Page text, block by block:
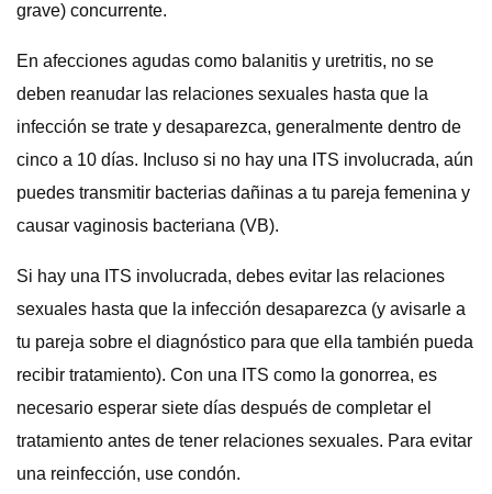
grave) concurrente.
En afecciones agudas como balanitis y uretritis, no se
deben reanudar las relaciones sexuales hasta que la
infección se trate y desaparezca, generalmente dentro de
cinco a 10 días. Incluso si no hay una ITS involucrada, aún
puedes transmitir bacterias dañinas a tu pareja femenina y
causar vaginosis bacteriana (VB).
Si hay una ITS involucrada, debes evitar las relaciones
sexuales hasta que la infección desaparezca (y avisarle a
tu pareja sobre el diagnóstico para que ella también pueda
recibir tratamiento). Con una ITS como la gonorrea, es
necesario esperar siete días después de completar el
tratamiento antes de tener relaciones sexuales. Para evitar
una reinfección, use condón.